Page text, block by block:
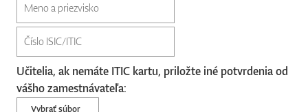
Učitelia, ak nemáte ITIC kartu, priložte iné potvrdenia od
vášho zamestnávateľa:
Vybrať súbor